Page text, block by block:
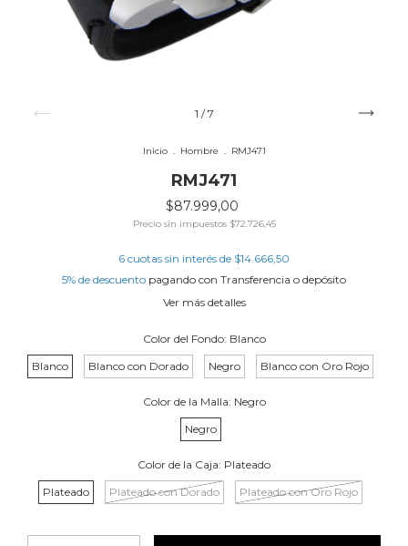
1 /7
Inicio . Hombre . RMJ471
RMJ471
$87.999,00
Precio sin impuestos $72.726,45
6 cuotas sin interés de $14.666,50
5% de descuento pagando con Transferencia o depósito
Ver más detalles
Color del Fondo: Blanco
Blanco
Blanco con Dorado Negro Blanco con Oro Rojo
Color de la Malla: Negro
Negro
Color de la Caja: Plateado
Plateado
Plateado con Dorado Plateado con Oro Rojo